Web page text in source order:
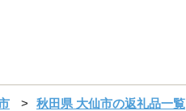
秋田県 大仙市の返礼品一覧